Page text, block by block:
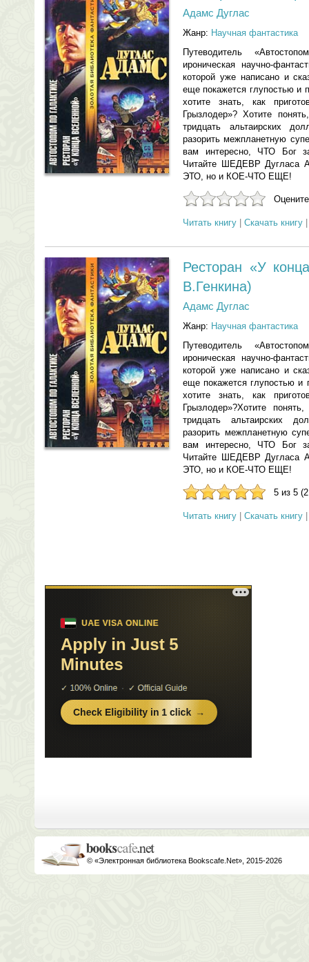
Адамс Дуглас
Жанр: Научная фантастика
Путеводитель
ироническая научно-
которой уже написано и
еще покажется глупостью и
хотите знать, как
Грызлодер»? Хотите
тридцать альтаирских
разорить межпланетную
вам интересно, ЧТО Бог
Читайте ШЕДЕВР Дугласа
ЭТО, но и КОЕ-ЧТО ЕЩЕ!
Читать книгу Скачать книгу
Ресторан «У
В.Генкина)
Адамс Дуглас
Жанр: Научная фантастика
Путеводитель
ироническая научно-
которой уже написано и
еще покажется глупостью и
хотите знать, как
Грызлодер»?Хотите
тридцать альтаирских
разорить межпланетную
вам интересно, ЧТО Бог
Читайте ШЕДЕВР Дугласа
ЭТО, но и КОЕ-ЧТО ЕЩЕ!
5 из 5
Читать книгу Скачать книгу
© «Электронная библиотека Bookscafe.Net», 2015-2026